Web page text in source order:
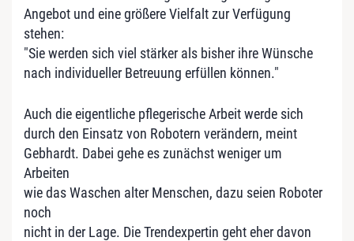
Angebot und eine größere Vielfalt zur Verfügung
stehen:
"Sie werden sich viel stärker als bisher ihre Wünsche
nach individueller Betreuung erfüllen können."
Auch die eigentliche pflegerische Arbeit werde sich
durch den Einsatz von Robotern verändern, meint
Gebhardt. Dabei gehe es zunächst weniger um
Arbeiten
wie das Waschen alter Menschen, dazu seien Roboter
noch
nicht in der Lage. Die Trendexpertin geht eher davon